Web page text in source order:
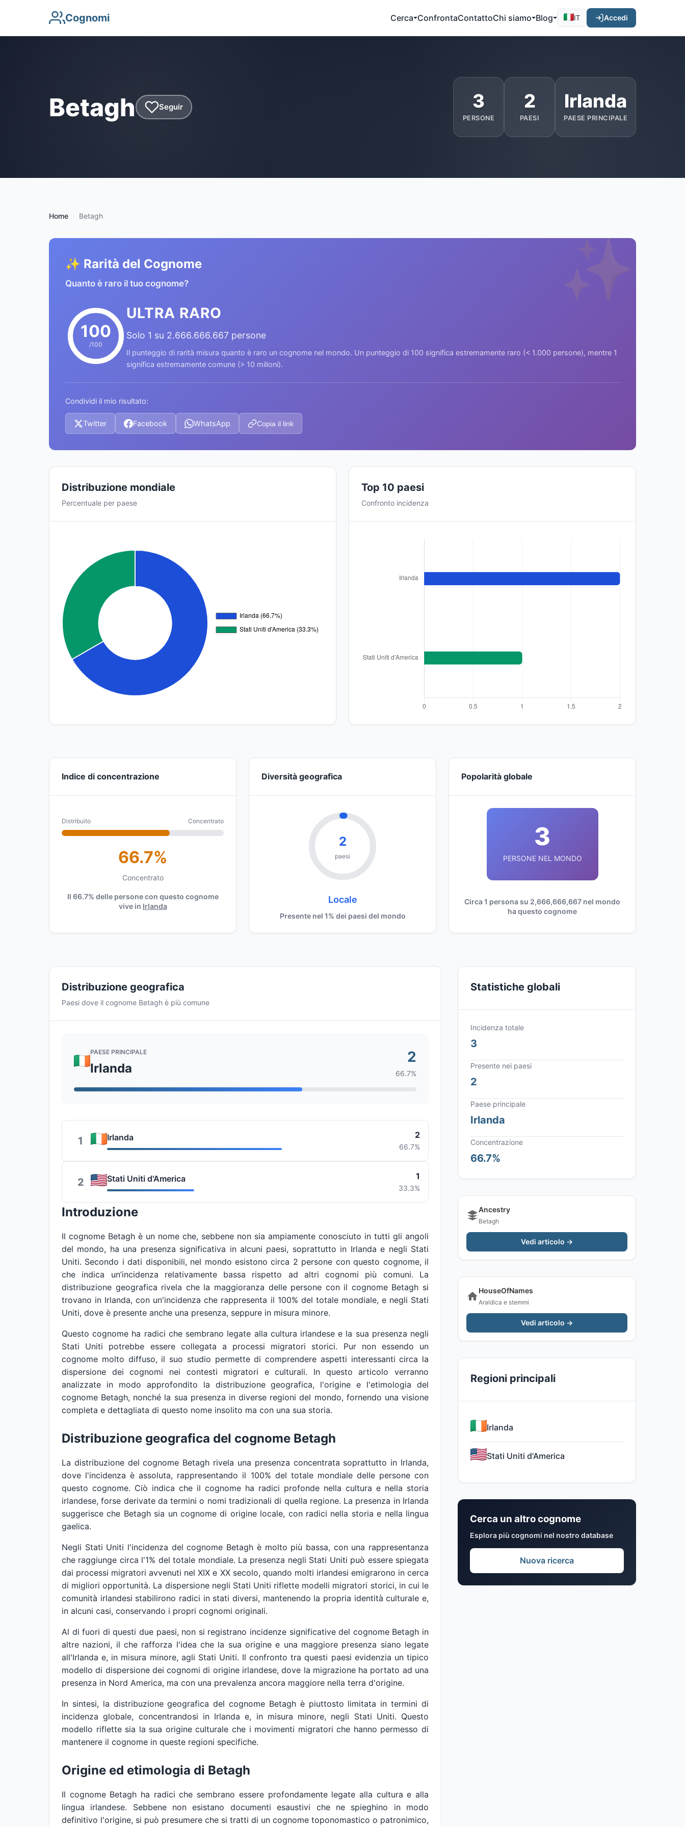
Cognomi Cerca ConfrontaContattoChi siamo Blog IT Accedi
Betagh Seguir 3
PERSONE
2
PAESI
Irlanda
PAESE PRINCIPALE
Home Betagh
✨
✨ Rarità del Cognome
Quanto è raro il tuo cognome?
100
/100
ULTRA RARO
Solo 1 su 2.666.666.667 persone
Il punteggio di rarità misura quanto è raro un cognome nel mondo. Un punteggio di 100 significa estremamente raro (< 1.000 persone), mentre 1
significa estremamente comune (> 10 milioni).
Condividi il mio risultato:
Twitter Facebook WhatsApp Copia il link
Distribuzione mondiale
Percentuale per paese
Top 10 paesi
Confronto incidenza
Indice di concentrazione
Distribuito Concentrato
66.7%
Concentrato
Il 66.7% delle persone con questo cognome
vive in Irlanda
Diversità geografica
2
paesi
Locale
Presente nel 1% dei paesi del mondo
Popolarità globale
3
PERSONE NEL MONDO
Circa 1 persona su 2,666,666,667 nel mondo
ha questo cognome
Distribuzione geografica
Paesi dove il cognome Betagh è più comune
PAESE PRINCIPALE
Irlanda
2
66.7%
1 Irlanda 2
66.7%
2 Stati Uniti d'America 1
33.3%
Introduzione
Il cognome Betagh è un nome che, sebbene non sia ampiamente conosciuto in tutti gli angoli
del mondo, ha una presenza significativa in alcuni paesi, soprattutto in Irlanda e negli Stati
Uniti. Secondo i dati disponibili, nel mondo esistono circa 2 persone con questo cognome, il
che indica un’incidenza relativamente bassa rispetto ad altri cognomi più comuni. La
distribuzione geografica rivela che la maggioranza delle persone con il cognome Betagh si
trovano in Irlanda, con un'incidenza che rappresenta il 100% del totale mondiale, e negli Stati
Uniti, dove è presente anche una presenza, seppure in misura minore.
Questo cognome ha radici che sembrano legate alla cultura irlandese e la sua presenza negli
Stati Uniti potrebbe essere collegata a processi migratori storici. Pur non essendo un
cognome molto diffuso, il suo studio permette di comprendere aspetti interessanti circa la
dispersione dei cognomi nei contesti migratori e culturali. In questo articolo verranno
analizzate in modo approfondito la distribuzione geografica, l'origine e l'etimologia del
cognome Betagh, nonché la sua presenza in diverse regioni del mondo, fornendo una visione
completa e dettagliata di questo nome insolito ma con una sua storia.
Distribuzione geografica del cognome Betagh
La distribuzione del cognome Betagh rivela una presenza concentrata soprattutto in Irlanda,
dove l'incidenza è assoluta, rappresentando il 100% del totale mondiale delle persone con
questo cognome. Ciò indica che il cognome ha radici profonde nella cultura e nella storia
irlandese, forse derivate da termini o nomi tradizionali di quella regione. La presenza in Irlanda
suggerisce che Betagh sia un cognome di origine locale, con radici nella storia e nella lingua
gaelica.
Negli Stati Uniti l'incidenza del cognome Betagh è molto più bassa, con una rappresentanza
che raggiunge circa l'1% del totale mondiale. La presenza negli Stati Uniti può essere spiegata
dai processi migratori avvenuti nel XIX e XX secolo, quando molti irlandesi emigrarono in cerca
di migliori opportunità. La dispersione negli Stati Uniti riflette modelli migratori storici, in cui le
comunità irlandesi stabilirono radici in stati diversi, mantenendo la propria identità culturale e,
in alcuni casi, conservando i propri cognomi originali.
Al di fuori di questi due paesi, non si registrano incidenze significative del cognome Betagh in
altre nazioni, il che rafforza l'idea che la sua origine e una maggiore presenza siano legate
all'Irlanda e, in misura minore, agli Stati Uniti. Il confronto tra questi paesi evidenzia un tipico
modello di dispersione dei cognomi di origine irlandese, dove la migrazione ha portato ad una
presenza in Nord America, ma con una prevalenza ancora maggiore nella terra d'origine.
In sintesi, la distribuzione geografica del cognome Betagh è piuttosto limitata in termini di
incidenza globale, concentrandosi in Irlanda e, in misura minore, negli Stati Uniti. Questo
modello riflette sia la sua origine culturale che i movimenti migratori che hanno permesso di
mantenere il cognome in queste regioni specifiche.
Origine ed etimologia di Betagh
Il cognome Betagh ha radici che sembrano essere profondamente legate alla cultura e alla
lingua irlandese. Sebbene non esistano documenti esaustivi che ne spieghino in modo
definitivo l'origine, si può presumere che si tratti di un cognome toponomastico o patronimico,
Statistiche globali
Incidenza totale
3
Presente nei paesi
2
Paese principale
Irlanda
Concentrazione
66.7%
Ancestry
Betagh
Vedi articolo →
HouseOfNames
Araldica e stemmi
Vedi articolo →
Regioni principali
Irlanda
Stati Uniti d'America
Cerca un altro cognome
Esplora più cognomi nel nostro database
Nuova ricerca